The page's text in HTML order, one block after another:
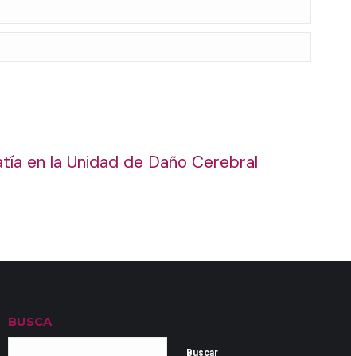
en la Unidad de Daño Cerebral
BUSCA
Buscar